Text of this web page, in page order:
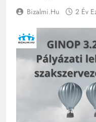
Bizalmi.hu 2 Év